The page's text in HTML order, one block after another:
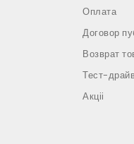
Оплата
Договор
Возврат
Тест-
Акціі